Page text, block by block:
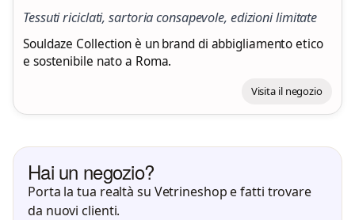
Tessuti riciclati, sartoria consapevole, edizioni limitate
Souldaze Collection è un brand di abbigliamento etico
e sostenibile nato a Roma.
Visita il negozio
Hai un negozio?
Porta la tua realtà su Vetrineshop e fatti trovare
da nuovi clienti.